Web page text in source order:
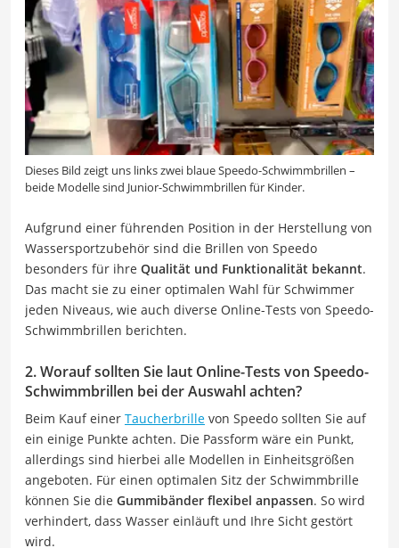
Dieses Bild zeigt uns links zwei blaue Speedo-Schwimmbrillen –
beide Modelle sind Junior-Schwimmbrillen für Kinder.
Aufgrund einer führenden Position in der Herstellung von
Wassersportzubehör sind die Brillen von Speedo
besonders für ihre Qualität und Funktionalität bekannt.
Das macht sie zu einer optimalen Wahl für Schwimmer
jeden Niveaus, wie auch diverse Online-Tests von Speedo-
Schwimmbrillen berichten.
2. Worauf sollten Sie laut Online-Tests von Speedo-
Schwimmbrillen bei der Auswahl achten?
Beim Kauf einer Taucherbrille von Speedo sollten Sie auf
ein einige Punkte achten. Die Passform wäre ein Punkt,
allerdings sind hierbei alle Modellen in Einheitsgrößen
angeboten. Für einen optimalen Sitz der Schwimmbrille
können Sie die Gummibänder flexibel anpassen. So wird
verhindert, dass Wasser einläuft und Ihre Sicht gestört
wird.